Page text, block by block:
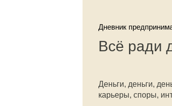
Дневник
Всё ради
Деньги, деньги,
карьеры, споры,